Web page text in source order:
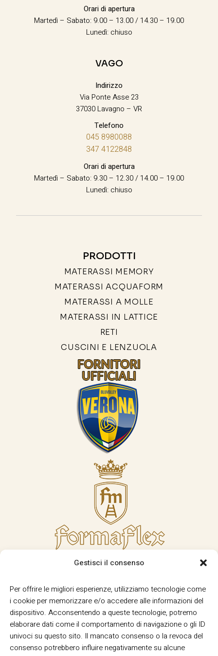
Gestisci il consenso
Per offrire le migliori esperienze, utilizziamo tecnologie come
i cookie per memorizzare e/o accedere alle informazioni del
dispositivo. Acconsentendo a queste tecnologie, potremo
elaborare dati come il comportamento di navigazione o gli ID
univoci su questo sito. Il mancato consenso o la revoca del
consenso potrebbero influire negativamente su alcune
Orari di apertura
Martedì – Sabato: 9.00 – 13.00 / 14.30 – 19.00
Lunedì: chiuso
VAGO
Indirizzo
Via Ponte Asse 23
37030 Lavagno – VR
Telefono
045 8980088
347 4122848
Orari di apertura
Martedì – Sabato: 9.30 – 12.30 / 14.00 – 19.00
Lunedì: chiuso
PRODOTTI
MATERASSI MEMORY
MATERASSI ACQUAFORM
MATERASSI A MOLLE
MATERASSI IN LATTICE
RETI
CUSCINI E LENZUOLA